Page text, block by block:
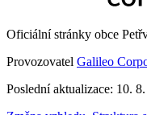
Oficiální stránky obce
Provozovatel Galileo
Poslední aktualizace: 10.